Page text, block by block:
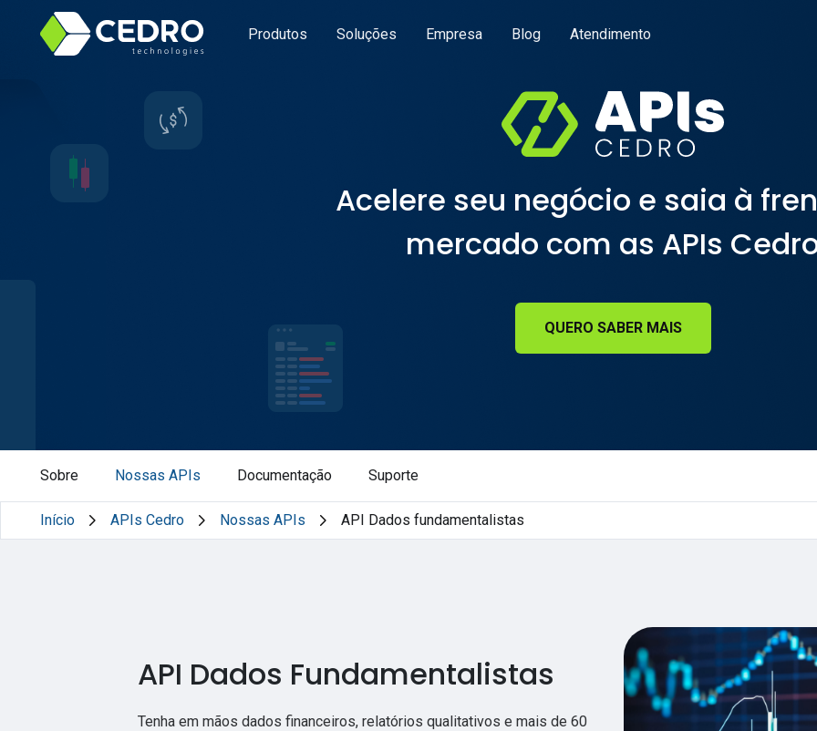
Produtos Soluções Empresa Blog Atendimento
Acelere seu negócio e saia à
mercado com as APIs
QUERO SABER MAIS
Sobre Nossas APIs Documentação Suporte
Início APIs Cedro Nossas APIs API Dados fundamentalistas
API Dados Fundamentalistas
Tenha em mãos dados financeiros, relatórios qualitativos e mais de 60